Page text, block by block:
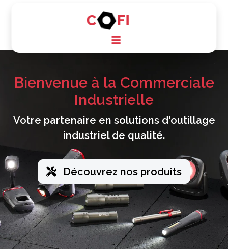
C FI
Bienvenue à la Commerciale
Industrielle
Votre partenaire en solutions d'outillage
industriel de qualité.
Découvrez nos produits